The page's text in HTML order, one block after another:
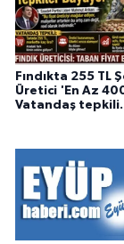
Fındıkta 255 TL
Üretici 'En Az
Vatandaş